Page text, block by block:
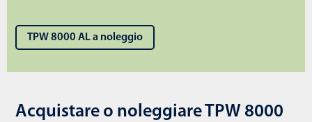
TPW 8000 AL a noleggio
Acquistare o noleggiare TPW 8000